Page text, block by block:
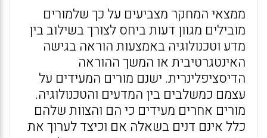
ממצאי המחקר מצביעים על כך שלמורים
מובילים מגוון דעות ביחס לצורך בשילוב בין
מדע וטכנולוגיה באמצעות הוראה בגישה
האינטגרטיבית או המשך ההוראה
הדיסציפלינרית. ישנם מורים המעידים על
עצמם כמשלבים בין המדעים והטכנולוגיה.
מורים אחרים מעידים כי הם והצוות שלהם
כלל אינם דנים בשאלה אם וכיצד לערוך את